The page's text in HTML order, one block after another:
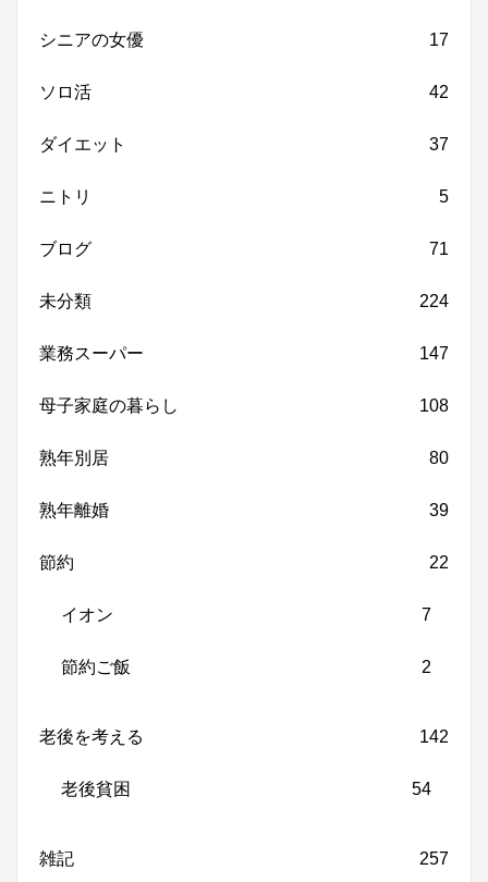
シニアの女優 17
ソロ活 42
ダイエット 37
ニトリ 5
ブログ 71
未分類 224
業務スーパー 147
母子家庭の暮らし 108
熟年別居 80
熟年離婚 39
節約 22
イオン 7
節約ご飯 2
老後を考える 142
老後貧困 54
雑記 257